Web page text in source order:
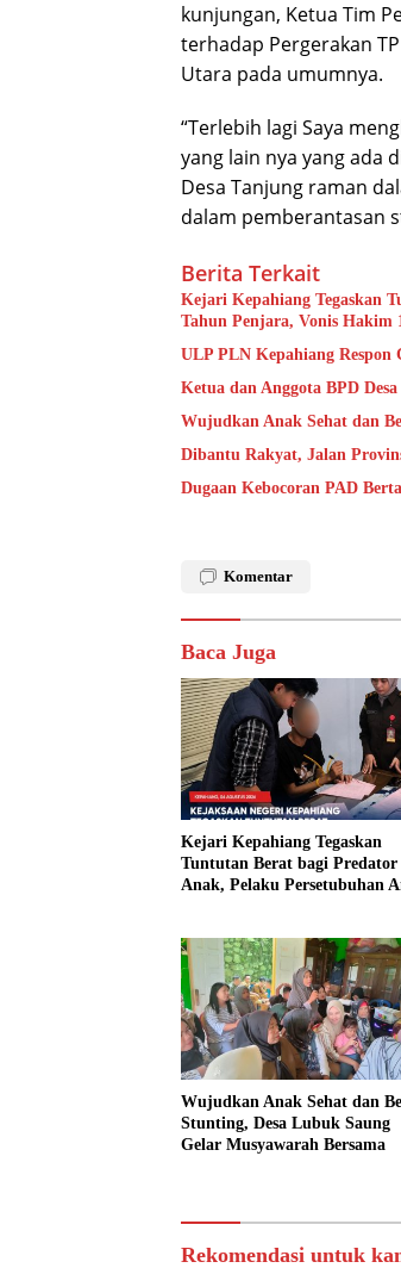
kunjungan, Ketua Tim
terhadap Pergerakan
Utara pada umumnya.
“Terlebih lagi Saya
yang lain nya yang ada
Desa Tanjung raman
dalam pemberantasan
Berita Terkait
Kejari Kepahiang Tegaskan
Tahun Penjara, Vonis Hakim
ULP PLN Kepahiang Respon
Ketua dan Anggota BPD
Wujudkan Anak Sehat dan
Dibantu Rakyat, Jalan
Dugaan Kebocoran PAD
Komentar
Baca Juga
Kejari Kepahiang Tegaskan
Tuntutan Berat bagi Predator
Anak, Pelaku Persetubuhan
Wujudkan Anak Sehat dan
Stunting, Desa Lubuk Saung
Gelar Musyawarah Bersama
Rekomendasi untuk